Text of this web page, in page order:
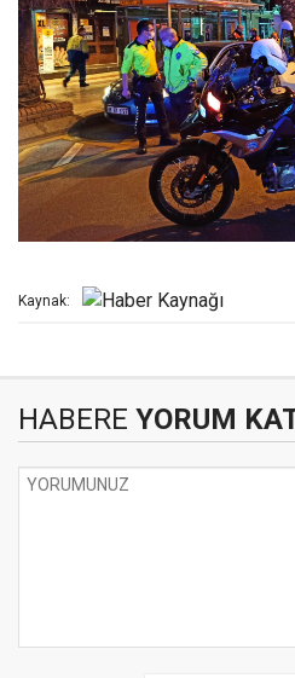
Kaynak:
HABERE YORUM